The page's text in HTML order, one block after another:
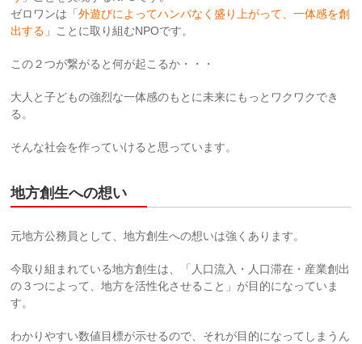
ゼロワンは「外遊びによってハンパなく盛り上がって、一体感を創
出する 」ことに取り組むNPOです。
この２つが繋がると何が起こるか・・・
大人と子どもの強烈な一体感のもとに未来にもっとワクワクでき
る。
そんな社会を作っていけると思っています。
地方創生への想い
元地方公務員として、地方創生への想いは強くあります。
今取り組まれている地方創生は、「人口流入・人口滞在・産業創出
の３つによって、地方を活性化させること」が目的になっていま
す。
わかりやすい数値目標が示せるので、それが目的になってしまうん